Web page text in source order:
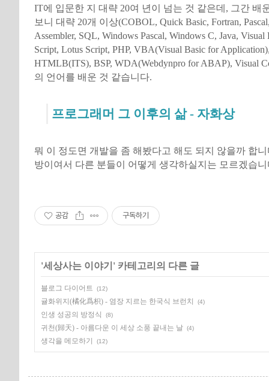
IT에 입문한 지 대략 20여 년이 넘는 것 같은데, 그간 배
보니 대략 20개 이상(COBOL, Quick Basic, Fortran,
Assembler, SQL, Windows Pascal, Windows C, Java,
Script, Lotus Script, PHP, VBA(Visual Basic for
HTMLB(ITS), BSP, WDA(Webdynpro for ABAP), Visual
의 언어를 배운 것 같습니다.
프로그래머 그 이후의 삶 - 자화상
뭐 이 정도면 개발을 좀 해봤다고 해도 되지 않을까 합
방이여서 다른 분들이 어떻게 생각하실지는 모르겠습
공감 구독하기
'세상사는 이야기 ' 카테고리의 다른 글
블로그 다이어트 (12)
귤화위지(橘化爲枳) - 염장 지르는 한국식 브런치 (4)
인생 성공의 방정식 (8)
귀천(歸天) - 아름다운 이 세상 소풍 끝내는 날 (4)
생각을 메모하기 (12)